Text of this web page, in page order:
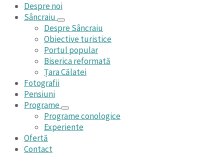
Despre noi
Sâncraiu
Despre Sâncraiu
Obiective turistice
Portul popular
Biserica reformată
Țara Călatei
Fotografii
Pensiuni
Programe
Programe conologice
Experiente
Ofertă
Contact